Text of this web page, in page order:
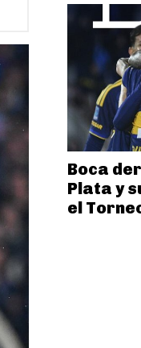
Boca
Plata y
el